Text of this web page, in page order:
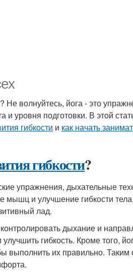
волнуйтесь, йога - это
и уровня подготовки. В этой
гибкости и как начать
гибкости?
упражнения, дыхательные
мышц и улучшение гибкости
лад.
дыхание и
гибкость. Кроме того,
выполнить их правильно.